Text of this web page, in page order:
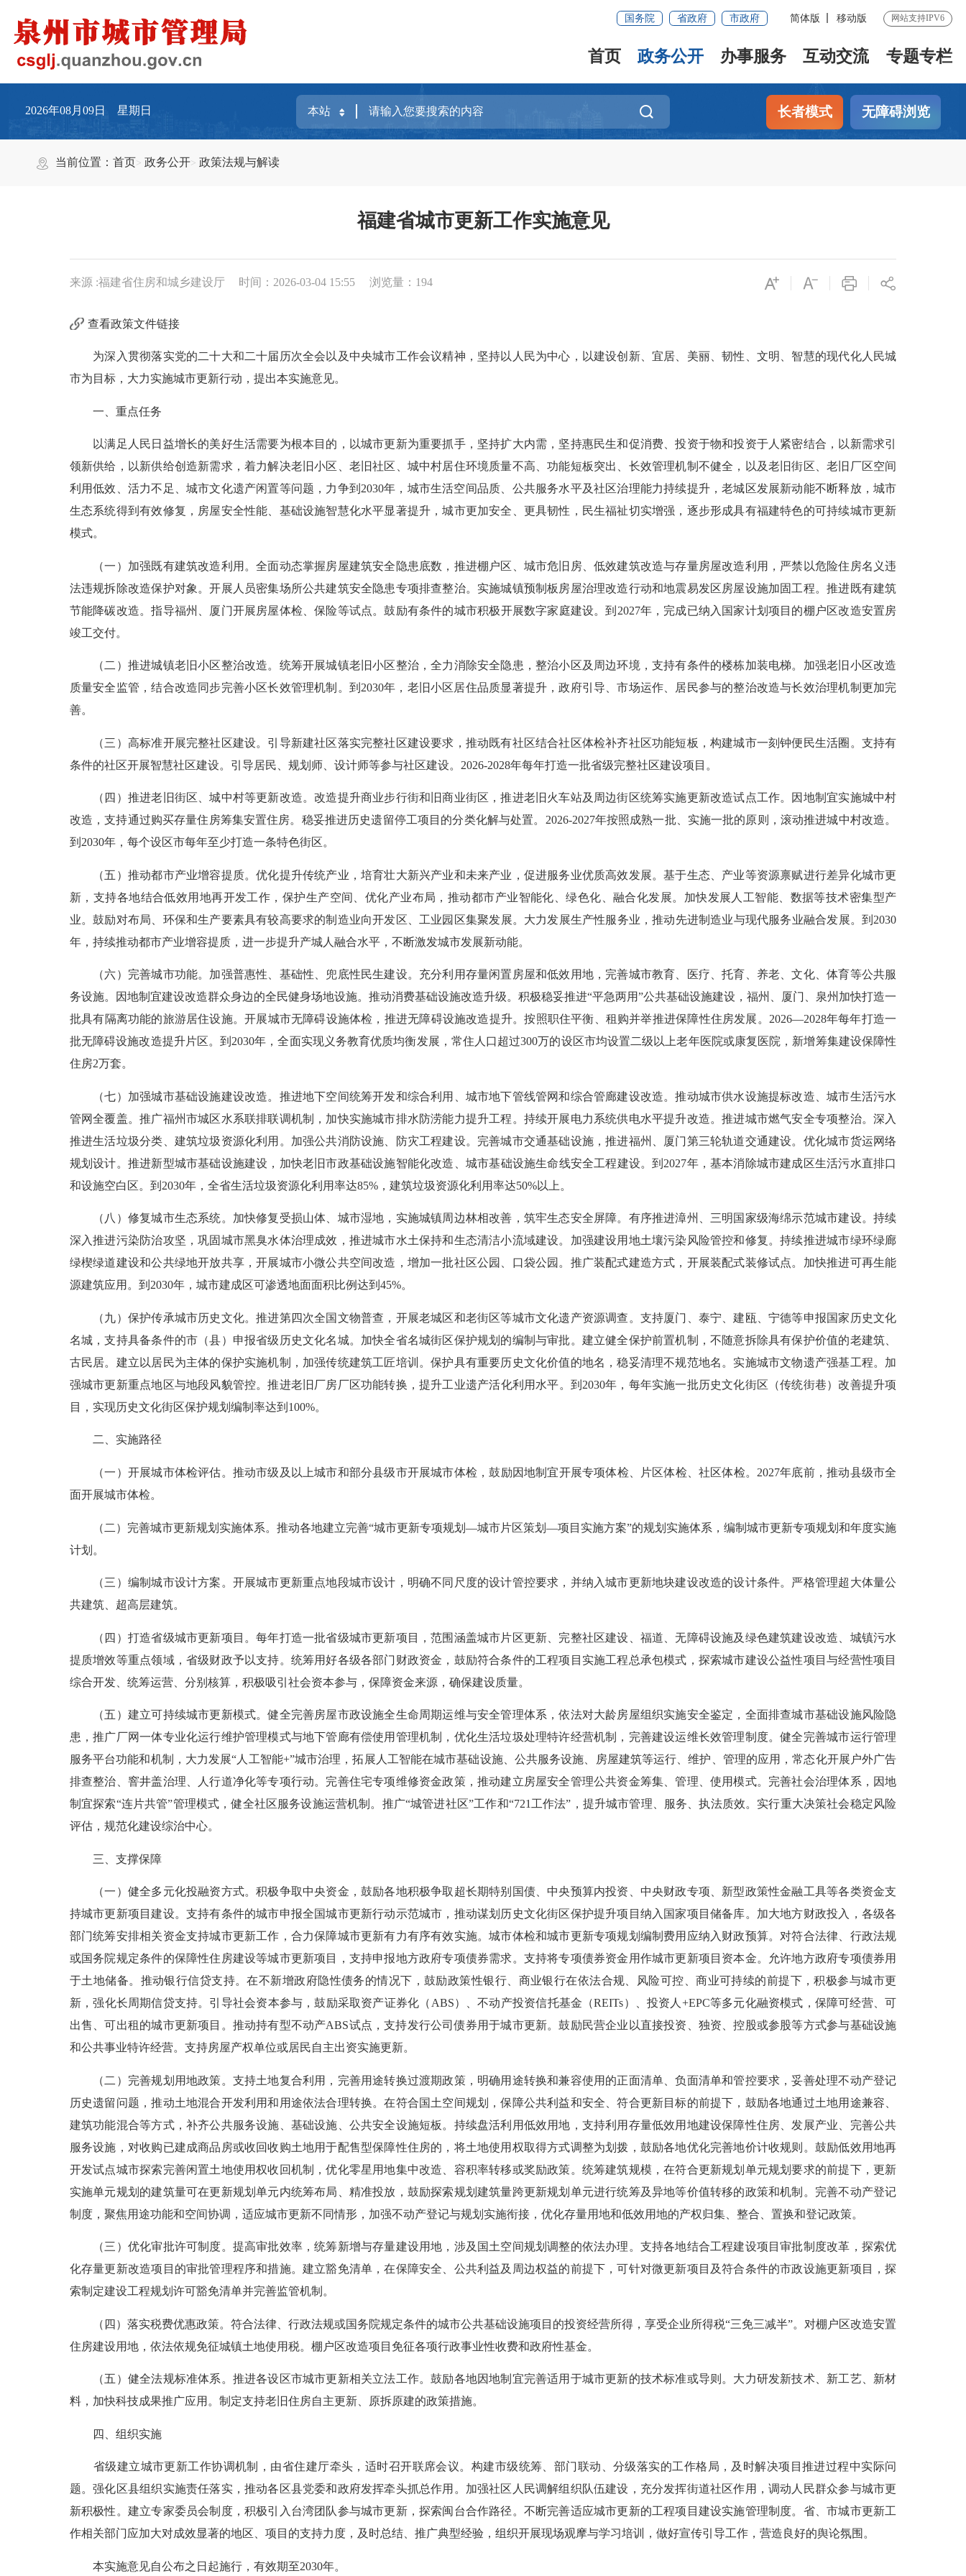
国务院 省政府 市政府 简体版 移动版 网站支持IPV6
首页 政务公开 办事服务 互动交流 专题专栏
2026年08月09日 星期日 长者模式 无障碍浏览
当前位置：首页 政务公开 政策法规与解读
福建省城市更新工作实施意见
来源 :福建省住房和城乡建设厅 时间：2026-03-04 15:55 浏览量： 194
查看政策文件链接
为深入贯彻落实党的二十大和二十届历次全会以及中央城市工作会议精神，坚持以人民为中心，以建设创新、宜居、美丽、韧性、文明、智慧的现代化人民城
市为目标，大力实施城市更新行动，提出本实施意见。
一、重点任务
以满足人民日益增长的美好生活需要为根本目的，以城市更新为重要抓手，坚持扩大内需，坚持惠民生和促消费、投资于物和投资于人紧密结合，以新需求引
领新供给，以新供给创造新需求，着力解决老旧小区、老旧社区、城中村居住环境质量不高、功能短板突出、长效管理机制不健全，以及老旧街区、老旧厂区空间
利用低效、活力不足、城市文化遗产闲置等问题，力争到2030年，城市生活空间品质、公共服务水平及社区治理能力持续提升，老城区发展新动能不断释放，城市
生态系统得到有效修复，房屋安全性能、基础设施智慧化水平显著提升，城市更加安全、更具韧性，民生福祉切实增强，逐步形成具有福建特色的可持续城市更新
模式。
（一）加强既有建筑改造利用。全面动态掌握房屋建筑安全隐患底数，推进棚户区、城市危旧房、低效建筑改造与存量房屋改造利用，严禁以危险住房名义违
法违规拆除改造保护对象。开展人员密集场所公共建筑安全隐患专项排查整治。实施城镇预制板房屋治理改造行动和地震易发区房屋设施加固工程。推进既有建筑
节能降碳改造。指导福州、厦门开展房屋体检、保险等试点。鼓励有条件的城市积极开展数字家庭建设。到2027年，完成已纳入国家计划项目的棚户区改造安置房
竣工交付。
（二）推进城镇老旧小区整治改造。统筹开展城镇老旧小区整治，全力消除安全隐患，整治小区及周边环境，支持有条件的楼栋加装电梯。加强老旧小区改造
质量安全监管，结合改造同步完善小区长效管理机制。到2030年，老旧小区居住品质显著提升，政府引导、市场运作、居民参与的整治改造与长效治理机制更加完
善。
（三）高标准开展完整社区建设。引导新建社区落实完整社区建设要求，推动既有社区结合社区体检补齐社区功能短板，构建城市一刻钟便民生活圈。支持有
条件的社区开展智慧社区建设。引导居民、规划师、设计师等参与社区建设。2026-2028年每年打造一批省级完整社区建设项目。
（四）推进老旧街区、城中村等更新改造。改造提升商业步行街和旧商业街区，推进老旧火车站及周边街区统筹实施更新改造试点工作。因地制宜实施城中村
改造，支持通过购买存量住房筹集安置住房。稳妥推进历史遗留停工项目的分类化解与处置。2026-2027年按照成熟一批、实施一批的原则，滚动推进城中村改造。
到2030年，每个设区市每年至少打造一条特色街区。
（五）推动都市产业增容提质。优化提升传统产业，培育壮大新兴产业和未来产业，促进服务业优质高效发展。基于生态、产业等资源禀赋进行差异化城市更
新，支持各地结合低效用地再开发工作，保护生产空间、优化产业布局，推动都市产业智能化、绿色化、融合化发展。加快发展人工智能、数据等技术密集型产
业。鼓励对布局、环保和生产要素具有较高要求的制造业向开发区、工业园区集聚发展。大力发展生产性服务业，推动先进制造业与现代服务业融合发展。到2030
年，持续推动都市产业增容提质，进一步提升产城人融合水平，不断激发城市发展新动能。
（六）完善城市功能。加强普惠性、基础性、兜底性民生建设。充分利用存量闲置房屋和低效用地，完善城市教育、医疗、托育、养老、文化、体育等公共服
务设施。因地制宜建设改造群众身边的全民健身场地设施。推动消费基础设施改造升级。积极稳妥推进“平急两用”公共基础设施建设，福州、厦门、泉州加快打造一
批具有隔离功能的旅游居住设施。开展城市无障碍设施体检，推进无障碍设施改造提升。按照职住平衡、租购并举推进保障性住房发展。2026—2028年每年打造一
批无障碍设施改造提升片区。到2030年，全面实现义务教育优质均衡发展，常住人口超过300万的设区市均设置二级以上老年医院或康复医院，新增筹集建设保障性
住房2万套。
（七）加强城市基础设施建设改造。推进地下空间统筹开发和综合利用、城市地下管线管网和综合管廊建设改造。推动城市供水设施提标改造、城市生活污水
管网全覆盖。推广福州市城区水系联排联调机制，加快实施城市排水防涝能力提升工程。持续开展电力系统供电水平提升改造。推进城市燃气安全专项整治。深入
推进生活垃圾分类、建筑垃圾资源化利用。加强公共消防设施、防灾工程建设。完善城市交通基础设施，推进福州、厦门第三轮轨道交通建设。优化城市货运网络
规划设计。推进新型城市基础设施建设，加快老旧市政基础设施智能化改造、城市基础设施生命线安全工程建设。到2027年，基本消除城市建成区生活污水直排口
和设施空白区。到2030年，全省生活垃圾资源化利用率达85%，建筑垃圾资源化利用率达50%以上。
（八）修复城市生态系统。加快修复受损山体、城市湿地，实施城镇周边林相改善，筑牢生态安全屏障。有序推进漳州、三明国家级海绵示范城市建设。持续
深入推进污染防治攻坚，巩固城市黑臭水体治理成效，推进城市水土保持和生态清洁小流域建设。加强建设用地土壤污染风险管控和修复。持续推进城市绿环绿廊
绿楔绿道建设和公共绿地开放共享，开展城市小微公共空间改造，增加一批社区公园、口袋公园。推广装配式建造方式，开展装配式装修试点。加快推进可再生能
源建筑应用。到2030年，城市建成区可渗透地面面积比例达到45%。
（九）保护传承城市历史文化。推进第四次全国文物普查，开展老城区和老街区等城市文化遗产资源调查。支持厦门、泰宁、建瓯、宁德等申报国家历史文化
名城，支持具备条件的市（县）申报省级历史文化名城。加快全省名城街区保护规划的编制与审批。建立健全保护前置机制，不随意拆除具有保护价值的老建筑、
古民居。建立以居民为主体的保护实施机制，加强传统建筑工匠培训。保护具有重要历史文化价值的地名，稳妥清理不规范地名。实施城市文物遗产强基工程。加
强城市更新重点地区与地段风貌管控。推进老旧厂房厂区功能转换，提升工业遗产活化利用水平。到2030年，每年实施一批历史文化街区（传统街巷）改善提升项
目，实现历史文化街区保护规划编制率达到100%。
二、实施路径
（一）开展城市体检评估。推动市级及以上城市和部分县级市开展城市体检，鼓励因地制宜开展专项体检、片区体检、社区体检。2027年底前，推动县级市全
面开展城市体检。
（二）完善城市更新规划实施体系。推动各地建立完善“城市更新专项规划—城市片区策划—项目实施方案”的规划实施体系，编制城市更新专项规划和年度实施
计划。
（三）编制城市设计方案。开展城市更新重点地段城市设计，明确不同尺度的设计管控要求，并纳入城市更新地块建设改造的设计条件。严格管理超大体量公
共建筑、超高层建筑。
（四）打造省级城市更新项目。每年打造一批省级城市更新项目，范围涵盖城市片区更新、完整社区建设、福道、无障碍设施及绿色建筑建设改造、城镇污水
提质增效等重点领域，省级财政予以支持。统筹用好各级各部门财政资金，鼓励符合条件的工程项目实施工程总承包模式，探索城市建设公益性项目与经营性项目
综合开发、统筹运营、分别核算，积极吸引社会资本参与，保障资金来源，确保建设质量。
（五）建立可持续城市更新模式。健全完善房屋市政设施全生命周期运维与安全管理体系，依法对大龄房屋组织实施安全鉴定，全面排查城市基础设施风险隐
患，推广厂网一体专业化运行维护管理模式与地下管廊有偿使用管理机制，优化生活垃圾处理特许经营机制，完善建设运维长效管理制度。健全完善城市运行管理
服务平台功能和机制，大力发展“人工智能+”城市治理，拓展人工智能在城市基础设施、公共服务设施、房屋建筑等运行、维护、管理的应用，常态化开展户外广告
排查整治、窨井盖治理、人行道净化等专项行动。完善住宅专项维修资金政策，推动建立房屋安全管理公共资金筹集、管理、使用模式。完善社会治理体系，因地
制宜探索“连片共管”管理模式，健全社区服务设施运营机制。推广“城管进社区”工作和“721工作法”，提升城市管理、服务、执法质效。实行重大决策社会稳定风险
评估，规范化建设综治中心。
三、支撑保障
（一）健全多元化投融资方式。积极争取中央资金，鼓励各地积极争取超长期特别国债、中央预算内投资、中央财政专项、新型政策性金融工具等各类资金支
持城市更新项目建设。支持有条件的城市申报全国城市更新行动示范城市，推动谋划历史文化街区保护提升项目纳入国家项目储备库。加大地方财政投入，各级各
部门统筹安排相关资金支持城市更新工作，合力保障城市更新有力有序有效实施。城市体检和城市更新专项规划编制费用应纳入财政预算。对符合法律、行政法规
或国务院规定条件的保障性住房建设等城市更新项目，支持申报地方政府专项债券需求。支持将专项债券资金用作城市更新项目资本金。允许地方政府专项债券用
于土地储备。推动银行信贷支持。在不新增政府隐性债务的情况下，鼓励政策性银行、商业银行在依法合规、风险可控、商业可持续的前提下，积极参与城市更
新，强化长周期信贷支持。引导社会资本参与，鼓励采取资产证券化（ABS）、不动产投资信托基金（REITs）、投资人+EPC等多元化融资模式，保障可经营、可
出售、可出租的城市更新项目。推动持有型不动产ABS试点，支持发行公司债券用于城市更新。鼓励民营企业以直接投资、独资、控股或参股等方式参与基础设施
和公共事业特许经营。支持房屋产权单位或居民自主出资实施更新。
（二）完善规划用地政策。支持土地复合利用，完善用途转换过渡期政策，明确用途转换和兼容使用的正面清单、负面清单和管控要求，妥善处理不动产登记
历史遗留问题，推动土地混合开发利用和用途依法合理转换。在符合国土空间规划，保障公共利益和安全、符合更新目标的前提下，鼓励各地通过土地用途兼容、
建筑功能混合等方式，补齐公共服务设施、基础设施、公共安全设施短板。持续盘活利用低效用地，支持利用存量低效用地建设保障性住房、发展产业、完善公共
服务设施，对收购已建成商品房或收回收购土地用于配售型保障性住房的，将土地使用权取得方式调整为划拨，鼓励各地优化完善地价计收规则。鼓励低效用地再
开发试点城市探索完善闲置土地使用权收回机制，优化零星用地集中改造、容积率转移或奖励政策。统筹建筑规模，在符合更新规划单元规划要求的前提下，更新
实施单元规划的建筑量可在更新规划单元内统筹布局、精准投放，鼓励探索规划建筑量跨更新规划单元进行统筹及异地等价值转移的政策和机制。完善不动产登记
制度，聚焦用途功能和空间协调，适应城市更新不同情形，加强不动产登记与规划实施衔接，优化存量用地和低效用地的产权归集、整合、置换和登记政策。
（三）优化审批许可制度。提高审批效率，统筹新增与存量建设用地，涉及国土空间规划调整的依法办理。支持各地结合工程建设项目审批制度改革，探索优
化存量更新改造项目的审批管理程序和措施。建立豁免清单，在保障安全、公共利益及周边权益的前提下，可针对微更新项目及符合条件的市政设施更新项目，探
索制定建设工程规划许可豁免清单并完善监管机制。
（四）落实税费优惠政策。符合法律、行政法规或国务院规定条件的城市公共基础设施项目的投资经营所得，享受企业所得税“三免三减半”。对棚户区改造安置
住房建设用地，依法依规免征城镇土地使用税。棚户区改造项目免征各项行政事业性收费和政府性基金。
（五）健全法规标准体系。推进各设区市城市更新相关立法工作。鼓励各地因地制宜完善适用于城市更新的技术标准或导则。大力研发新技术、新工艺、新材
料，加快科技成果推广应用。制定支持老旧住房自主更新、原拆原建的政策措施。
四、组织实施
省级建立城市更新工作协调机制，由省住建厅牵头，适时召开联席会议。构建市级统筹、部门联动、分级落实的工作格局，及时解决项目推进过程中实际问
题。强化区县组织实施责任落实，推动各区县党委和政府发挥牵头抓总作用。加强社区人民调解组织队伍建设，充分发挥街道社区作用，调动人民群众参与城市更
新积极性。建立专家委员会制度，积极引入台湾团队参与城市更新，探索闽台合作路径。不断完善适应城市更新的工程项目建设实施管理制度。省、市城市更新工
作相关部门应加大对成效显著的地区、项目的支持力度，及时总结、推广典型经验，组织开展现场观摩与学习培训，做好宣传引导工作，营造良好的舆论氛围。
本实施意见自公布之日起施行，有效期至2030年。